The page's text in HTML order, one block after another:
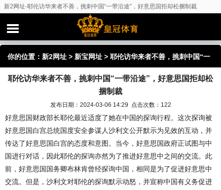
新2网址-耶伦访华来者不善，挑刺中国“一带沿途”，好意思国拒却松捆制裁
你的位置： 新2网址 > 新宝网址 > 耶伦访华来者不善，挑刺中国“一
带沿途”，好意思国拒却松捆制裁
耶伦访华来者不善，挑刺中国“一带沿途”，好意思国拒却松
捆制裁
发布日期：2024-03-06 14:29 点击次数：122
好意思国财政部长耶伦最近适度了她在中国的探询行程。这次探询被
好意思国白宫总统国度安全参谋人沙利文公开默示为见效的互动，并
传达了好意思国白宫的态度和意图。当今，好意思国政府正试图与中
国进行对话，因此耶伦的探询亦然为了推进好意思中之间的交流。此
前，好意思国国务卿布林肯曾经探询中国，相同是为了促进好意思中
交流。但是，沙利文对耶伦的探询默示动怒，并宣称中国有义务促进